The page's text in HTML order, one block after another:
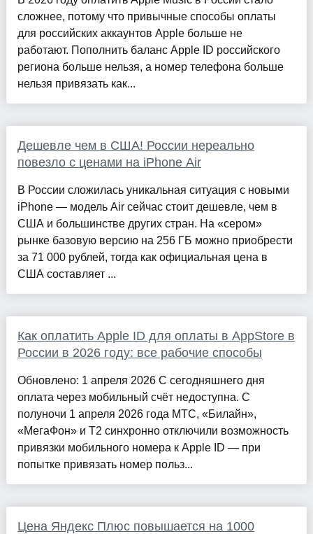
сложнее, потому что привычные способы оплаты
для российских аккаунтов Apple больше не
работают. Пополнить баланс Apple ID российского
региона больше нельзя, а номер телефона больше
нельзя привязать как...
Дешевле чем в США! России нереально
повезло с ценами на iPhone Air
В России сложилась уникальная ситуация с новыми
iPhone — модель Air сейчас стоит дешевле, чем в
США и большинстве других стран. На «сером»
рынке базовую версию на 256 ГБ можно приобрести
за 71 000 рублей, тогда как официальная цена в
США составляет ...
Как оплатить Apple ID для оплаты в AppStore в
России в 2026 году: все рабочие способы
Обновлено: 1 апреля 2026 С сегодняшнего дня
оплата через мобильный счёт недоступна. С
полуночи 1 апреля 2026 года МТС, «Билайн»,
«МегаФон» и Т2 синхронно отключили возможность
привязки мобильного номера к Apple ID — при
попытке привязать номер польз...
Цена Яндекс Плюс повышается на 1000